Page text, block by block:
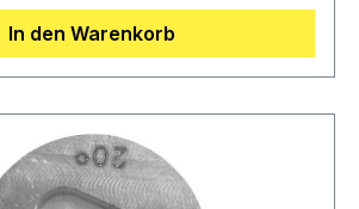
Polygons✔ Greifen direkt in das
Rahmens für maximale
die Weber-Kupplung & die
zuverlässig gegen Verdrehen✔
Die vorhandene
wird durch den passenden
ersetzt✔ Hochwertige
In den Warenkorb